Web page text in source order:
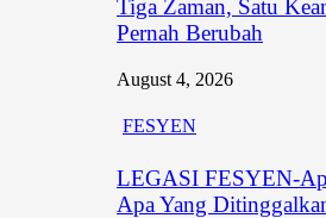
Tiga Zaman, Satu
Pernah Berubah
August 4, 2026
FESYEN
LEGASI FESYEN-
Apa Yang